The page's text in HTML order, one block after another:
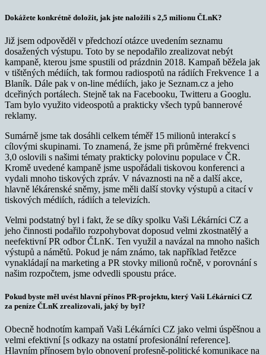
Dokážete konkrétně doložit, jak jste naložili s 2,5 milionu ČLnK?
Již jsem odpověděl v předchozí otázce uvedením seznamu
dosažených výstupu. Toto by se nepodařilo zrealizovat nebýt
kampaně, kterou jsme spustili od prázdnin 2018. Kampaň běžela jak
v tištěných médiích, tak formou radiospotů na rádiích Frekvence 1 a
Blaník. Dále pak v on-line médiích, jako je Seznam.cz a jeho
dceřiných portálech. Stejně tak na Facebooku, Twitteru a Googlu.
Tam bylo využito videospotů a prakticky všech typů bannerové
reklamy.
Sumárně jsme tak dosáhli celkem téměř 15 milionů interakcí s
cílovými skupinami. To znamená, že jsme při průměrné frekvenci
3,0 oslovili s našimi tématy prakticky polovinu populace v ČR.
Kromě uvedené kampaně jsme uspořádali tiskovou konferenci a
vydali mnoho tiskových zpráv. V návaznosti na ně a další akce,
hlavně lékárenské sněmy, jsme měli další stovky výstupů a citací v
tiskových médiích, rádiích a televizích.
Velmi podstatný byl i fakt, že se díky spolku Vaši Lékárníci CZ a
jeho činnosti podařilo rozpohybovat doposud velmi zkostnatělý a
neefektivní PR odbor ČLnK. Ten využil a navázal na mnoho našich
výstupů a námětů. Pokud je nám známo, tak například řetězce
vynakládají na marketing a PR stovky milionů ročně, v porovnání s
našim rozpočtem, jsme odvedli spoustu práce.
Pokud byste měl uvést hlavní přínos PR-projektu, který Vaši Lékárníci CZ
za peníze ČLnK zrealizovali, jaký by byl?
Obecně hodnotím kampaň Vaši Lékárníci CZ jako velmi úspěšnou a
velmi efektivní [s odkazy na ostatní profesionální reference].
Hlavním přínosem bylo obnovení profesně-politické komunikace na